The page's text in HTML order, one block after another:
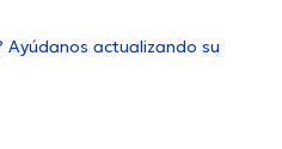
Ayúdanos actualizando su